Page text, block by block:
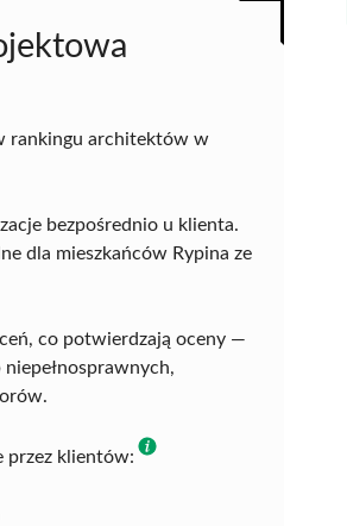
rankingu architektów w
bezpośrednio u klienta.
dla mieszkańców Rypina ze
co potwierdzają oceny —
przez klientów: